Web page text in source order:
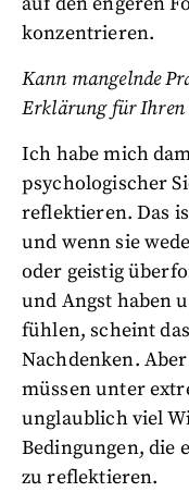
konzentrieren.
Kann mangelnde
Erklärung für Ihren
Ich habe mich
psychologischer
reflektieren. Das
und wenn sie
oder geistig
und Angst haben
fühlen, scheint
Nachdenken.
müssen unter
unglaublich viel
Bedingungen, die
zu reflektieren.